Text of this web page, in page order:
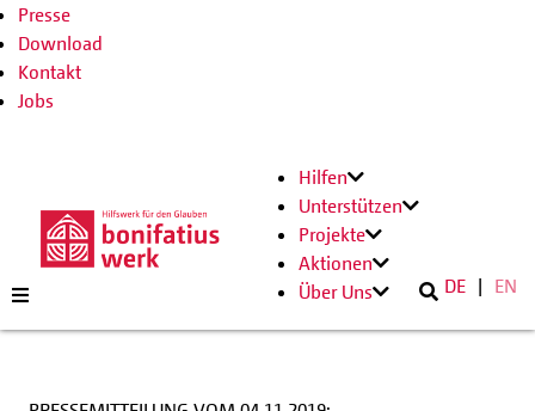
Presse
Download
Kontakt
Jobs
Hilfen
Unterstützen
Projekte
Aktionen
Über Uns
DE EN